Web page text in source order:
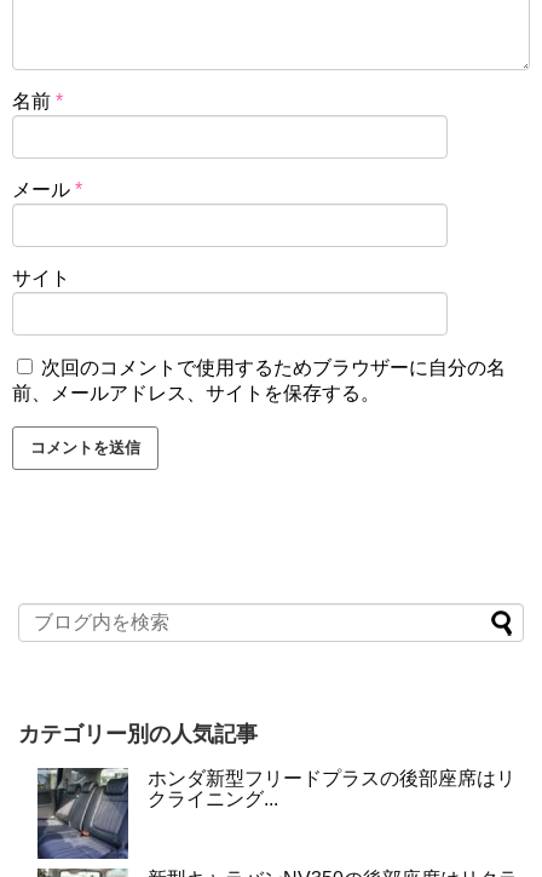
名前 *
メール *
サイト
次回のコメントで使用するためブラウザーに自分の名
前、メールアドレス、サイトを保存する。
カテゴリー別の人気記事
ホンダ新型フリードプラスの後部座席はリ
クライニング...